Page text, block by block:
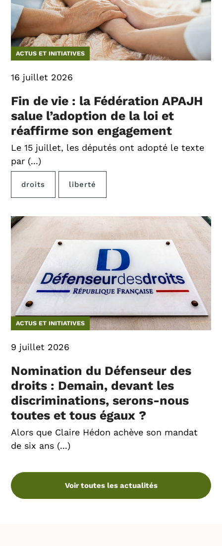
ACTUS ET INITIATIVES
16 juillet 2026
Fin de vie : la Fédération APAJH
salue l’adoption de la loi et
réaffirme son engagement
Le 15 juillet, les députés ont adopté le texte
par (...)
droits liberté
ACTUS ET INITIATIVES
9 juillet 2026
Nomination du Défenseur des
droits : Demain, devant les
discriminations, serons-nous
toutes et tous égaux ?
Alors que Claire Hédon achève son mandat
de six ans (...)
Voir toutes les actualités